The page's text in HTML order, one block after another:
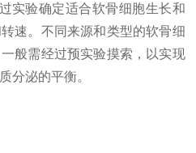
过实验确定适合软骨细胞生长和
速。不同来源和类型的软骨细
般需经过预实验摸索，以实现
分泌的平衡。